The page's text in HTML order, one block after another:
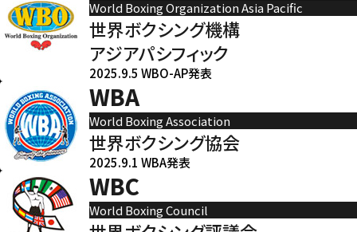
World Boxing Organization Asia Pacific
世界ボクシング機構
アジアパシフィック
2025.9.5 WBO-AP発表
WBA
World Boxing Association
世界ボクシング協会
2025.9.1 WBA発表
WBC
World Boxing Council